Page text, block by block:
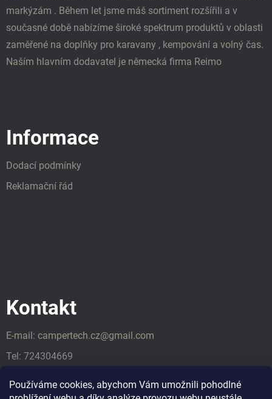
Používáme cookies, abychom Vám umožnili pohodlné
markýzám . Během let jsme máš sortiment rozšířili a v
současné době nabízíme široké spektrum produktů v oblasti
zaměřené na doplňky pro karavany , kempování a volný čas.
Naším hlavním dodavatel je německá firma Reimo
Informace
Dodací podmínky
Reklamační řád
Kontakt
E-mail: campertech.cz@gmail.com
Tel: 724304669